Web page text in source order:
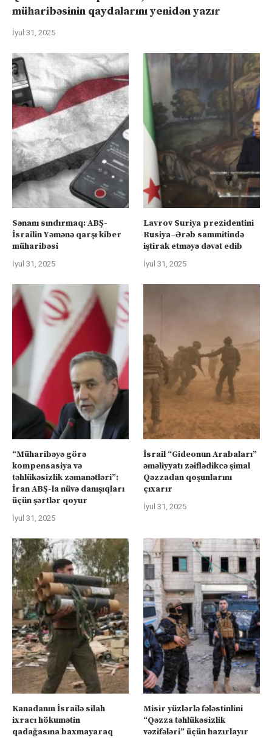
müharibəsinin qaydalarını yenidən yazır
İyul 31, 2025
Sənanı sındırmaq: ABŞ-
İsrailin Yəmənə qarşı kiber
müharibəsi
İyul 31, 2025
Lavrov Suriya prezidentini
Rusiya–Ərəb sammitində
iştirak etməyə dəvət edib
İyul 31, 2025
“Müharibəyə görə
kompensasiya və
təhlükəsizlik zəmanətləri”:
İran ABŞ-la nüvə danışıqları
üçün şərtlər qoyur
İyul 31, 2025
İsrail “Gideonun Arabaları”
əməliyyatı zəiflədikcə şimal
Qəzzadan qoşunlarını
çıxarır
İyul 31, 2025
Kanadanın İsrailə silah
ixracı hökumətin
qadağasına baxmayaraq
Misir yüzlərlə fələstinlini
“Qəzza təhlükəsizlik
vəzifələri” üçün hazırlayır